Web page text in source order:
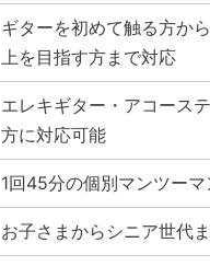
ギターを初めて触る方か
上を目指す方まで対応
エレキギター・アコース
方に対応可能
1回45分の個別マンツー
お子さまからシニア世代